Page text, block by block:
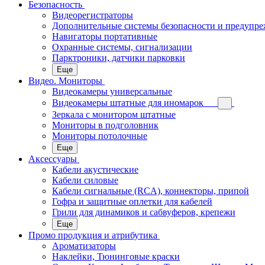
Безопасность
Видеорегистраторы
Дополнительные системы безопасности и
Навигаторы портативные
Охранные системы, сигнализации
Парктроники, датчики парковки
Еще
Видео. Мониторы
Видеокамеры универсальные
Видеокамеры штатные для иномарок
Зеркала с монитором штатные
Мониторы в подголовник
Мониторы потолочные
Еще
Аксессуары
Кабели акустические
Кабели силовые
Кабели сигнальные (RCA), коннекторы, припой
Гофра и защитные оплетки для кабелей
Грили для динамиков и сабвуферов, крепежи
Еще
Промо продукция и атрибутика
Ароматизаторы
Наклейки, Тюнинговые краски